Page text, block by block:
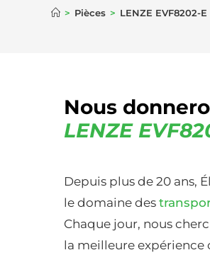
> Pièces > LENZE EVF8202-E
Nous
LENZE
Depuis plus de 20 ans,
le domaine des
Chaque jour, nous
la meilleure expérience